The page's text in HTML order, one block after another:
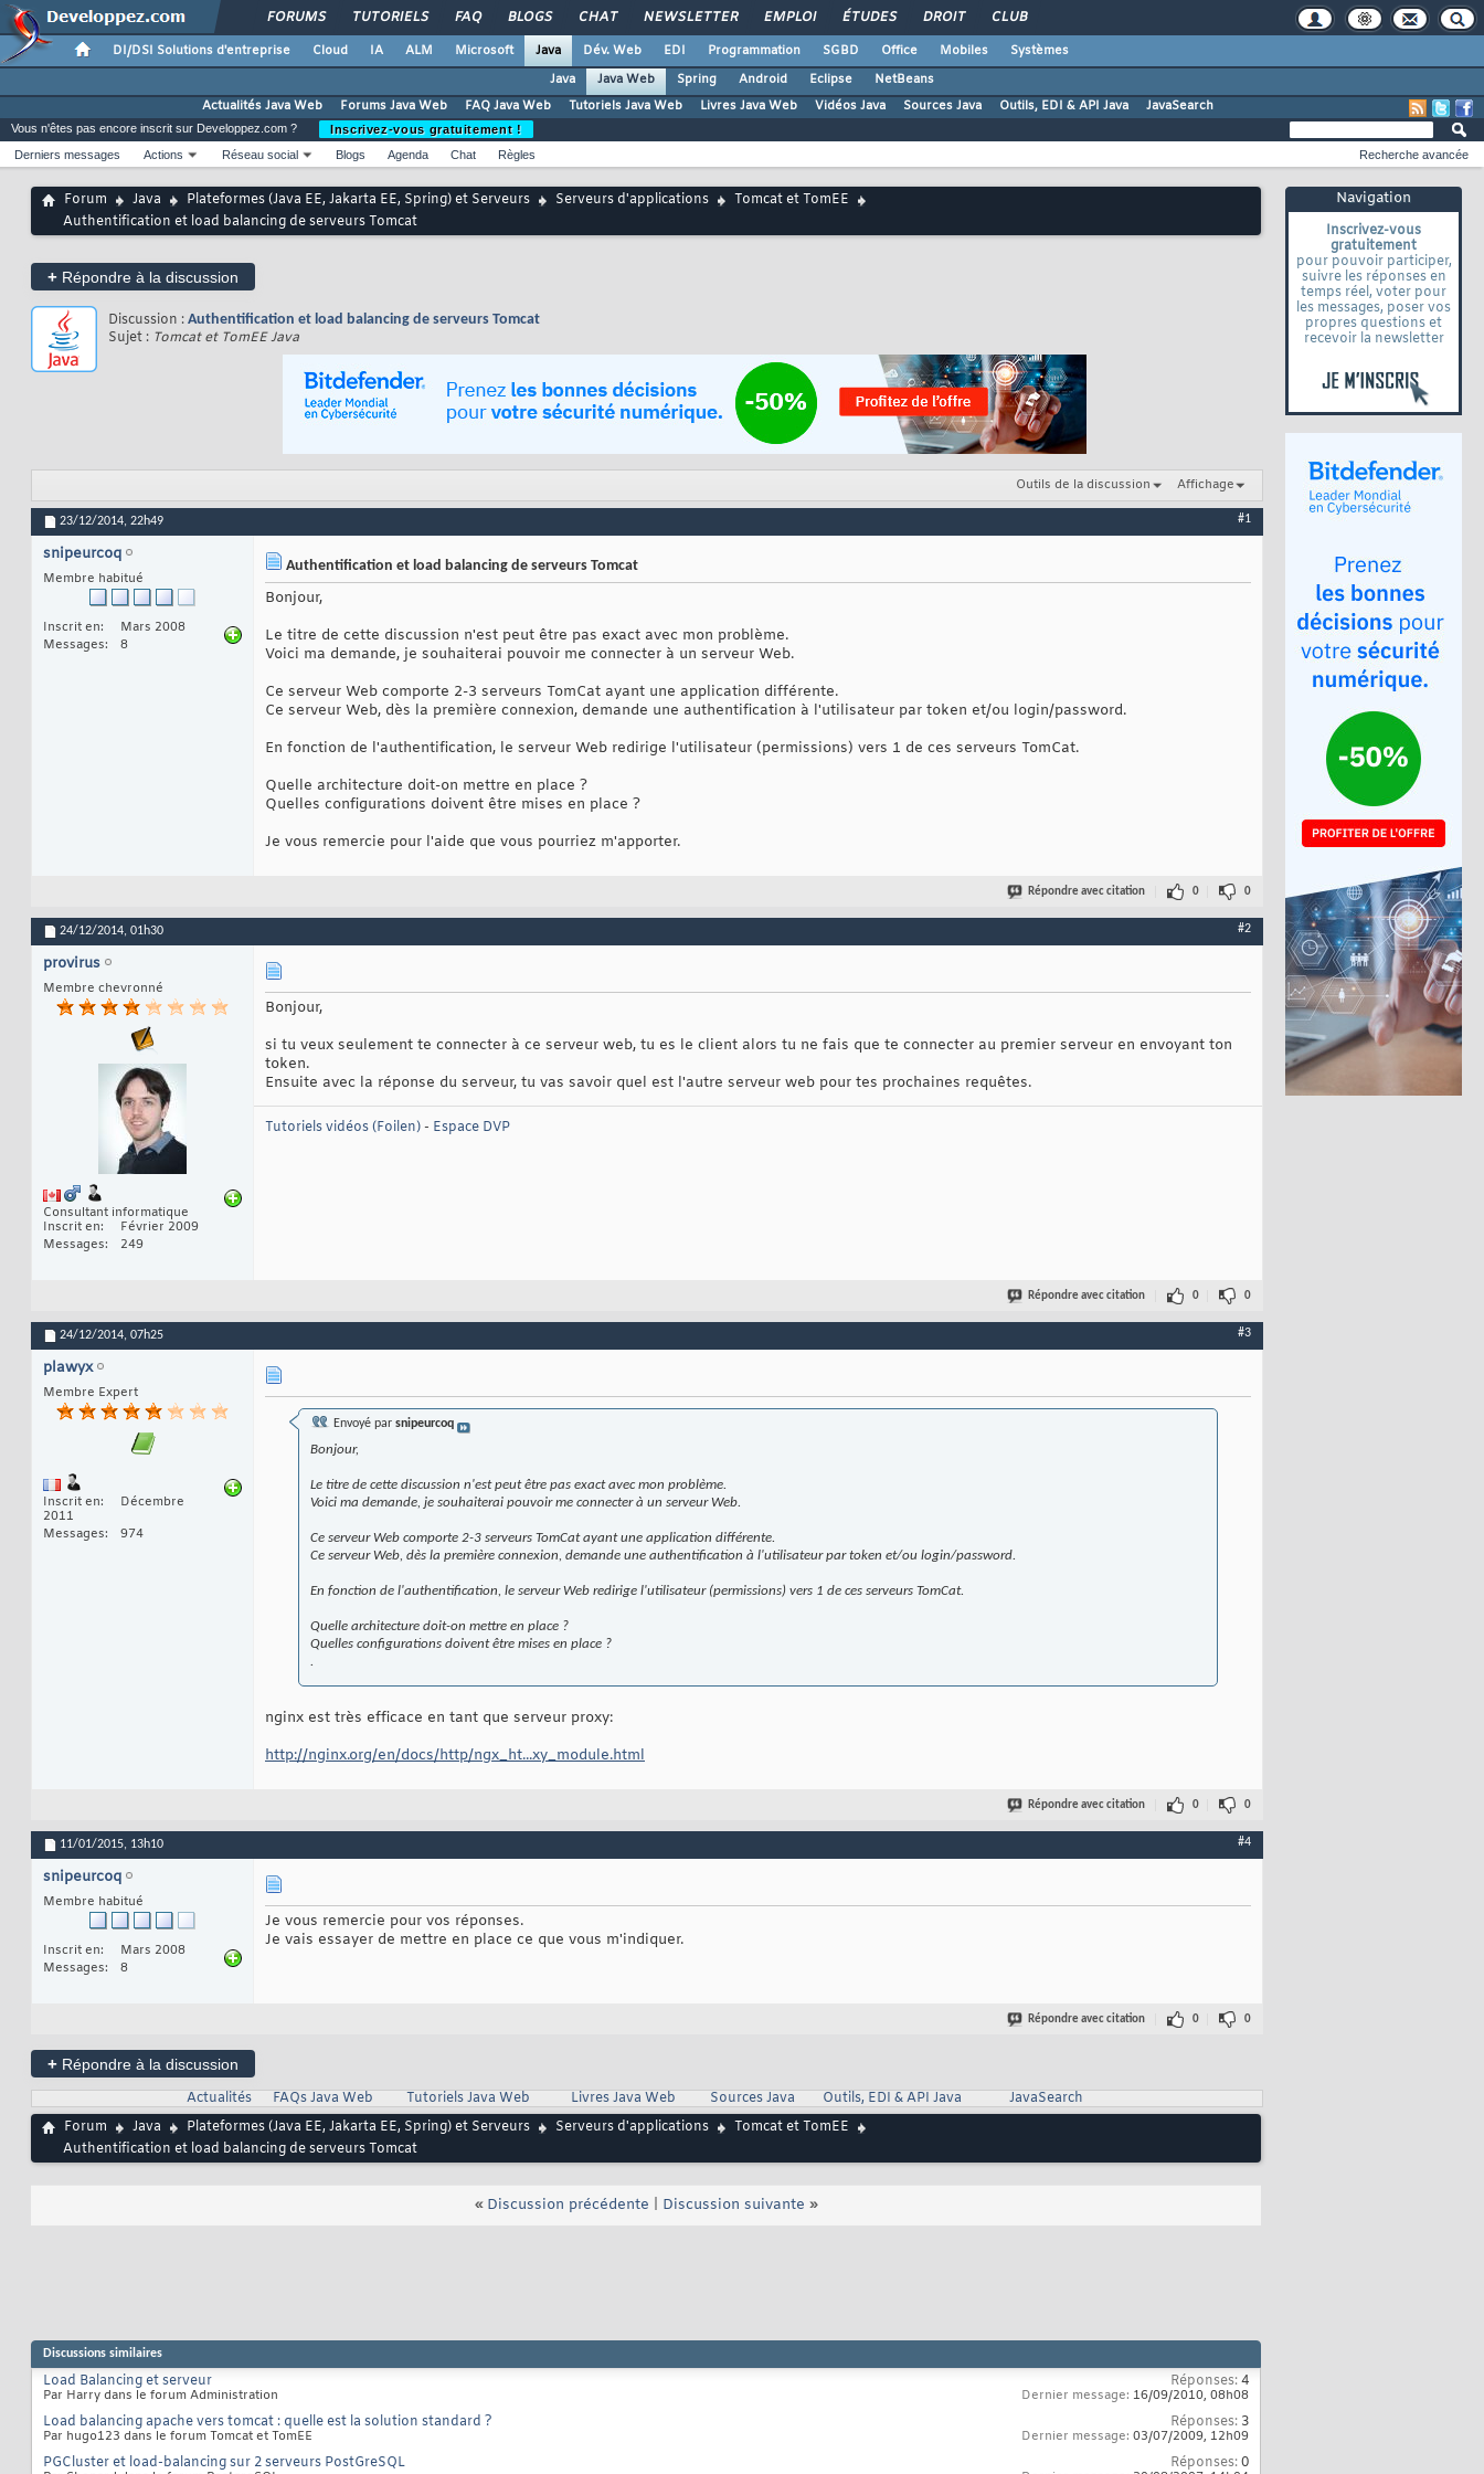
FORUMS TUTORIELS FAQ BLOGS CHAT NEWSLETTER EMPLOI ÉTUDES DROIT CLUB
DI/DSI Solutions d'entreprise Cloud IA ALM Microsoft Java Dév. Web EDI Programmation SGBD Office Mobiles
Systèmes
Java
Java Web Spring Android Eclipse
NetBeans
Actualités Java Web
Forums Java Web FAQ Java Web Tutoriels Java Web Livres Java Web Vidéos Java Sources Java Outils, EDI & API Java JavaSearch
Navigation
Inscrivez-vous
gratuitement
pour pouvoir participer,
suivre les réponses en
temps réel, voter pour
les messages, poser vos
propres questions et
recevoir la newsletter
Vous n'êtes pas encore inscrit sur Developpez.com ?
Inscrivez-vous gratuitement !
Derniers messages
Actions Réseau social Blogs Agenda Chat Règles Recherche avancée
Forum Java Plateformes (Java EE, Jakarta EE, Spring) et Serveurs Serveurs d'applications
Tomcat et TomEE
Authentification et load balancing de serveurs Tomcat
+ Répondre à la discussion
Discussion : Authentification et load balancing de serveurs Tomcat
Sujet : Tomcat et TomEE Java
Outils de la discussion Affichage
23/12/2014, 22h49 #1
snipeurcoq
Membre habitué
Inscrit en
Mars 2008
Messages
8
Authentification et load balancing de serveurs Tomcat
Bonjour,
Le titre de cette discussion n'est peut être pas exact avec mon problème.
Voici ma demande, je souhaiterai pouvoir me connecter à un serveur Web.
Ce serveur Web comporte 2-3 serveurs TomCat ayant une application différente.
Ce serveur Web, dès la première connexion, demande une authentification à l'utilisateur par token et/ou login/password.
En fonction de l'authentification, le serveur Web redirige l'utilisateur (permissions) vers 1 de ces serveurs TomCat.
Quelle architecture doit-on mettre en place ?
Quelles configurations doivent être mises en place ?
Je vous remercie pour l'aide que vous pourriez m'apporter.
Répondre avec citation 0 0
24/12/2014, 01h30 #2
provirus
Membre chevronné
Consultant informatique
Inscrit en
Février 2009
Messages
249
Bonjour,
si tu veux seulement te connecter à ce serveur web, tu es le client alors tu ne fais que te connecter au premier serveur en envoyant ton
token.
Ensuite avec la réponse du serveur, tu vas savoir quel est l'autre serveur web pour tes prochaines requêtes.
Tutoriels vidéos (Foilen)- Espace DVP
Répondre avec citation 0 0
24/12/2014, 07h25 #3
plawyx
Membre Expert
Inscrit en
Décembre
2011
Messages
974
Envoyé par snipeurcoq
Bonjour,
Le titre de cette discussion n'est peut être pas exact avec mon problème.
Voici ma demande, je souhaiterai pouvoir me connecter à un serveur Web.
Ce serveur Web comporte 2-3 serveurs TomCat ayant une application différente.
Ce serveur Web, dès la première connexion, demande une authentification à l'utilisateur par token et/ou login/password.
En fonction de l'authentification, le serveur Web redirige l'utilisateur (permissions) vers 1 de ces serveurs TomCat.
Quelle architecture doit-on mettre en place ?
Quelles configurations doivent être mises en place ?
.
nginx est très efficace en tant que serveur proxy:
http://nginx.org/en/docs/http/ngx_ht...xy_module.html
Répondre avec citation 0 0
11/01/2015, 13h10 #4
snipeurcoq
Membre habitué
Inscrit en
Mars 2008
Messages
8
Je vous remercie pour vos réponses.
Je vais essayer de mettre en place ce que vous m'indiquer.
Répondre avec citation 0 0
+ Répondre à la discussion
Actualités
FAQs Java Web Tutoriels Java Web Livres Java Web Sources Java Outils, EDI & API Java
JavaSearch
Forum
Java Plateformes (Java EE, Jakarta EE, Spring) et Serveurs Serveurs d'applications
Tomcat et TomEE
Authentification et load balancing de serveurs Tomcat
« Discussion précédente Discussion suivante »
Discussions similaires
Load Balancing et serveur
Par Harry dans le forum Administration
Réponses:4
Dernier message: 16/09/2010, 08h08
Load balancing apache vers tomcat : quelle est la solution standard ?
Par hugo123 dans le forum Tomcat et TomEE
Réponses: 3
Dernier message: 03/07/2009, 12h09
PGCluster et load-balancing sur 2 serveurs PostGreSQL Réponses:0